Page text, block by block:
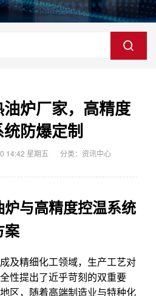
炉厂家，高精度
防爆定制
14:42 星期五 分类： 资讯中心
与高精度控温系统
案
及精细化工领域，生产工艺对
性提出了近乎苛刻的双重要
区，随着高端制造业与特种化